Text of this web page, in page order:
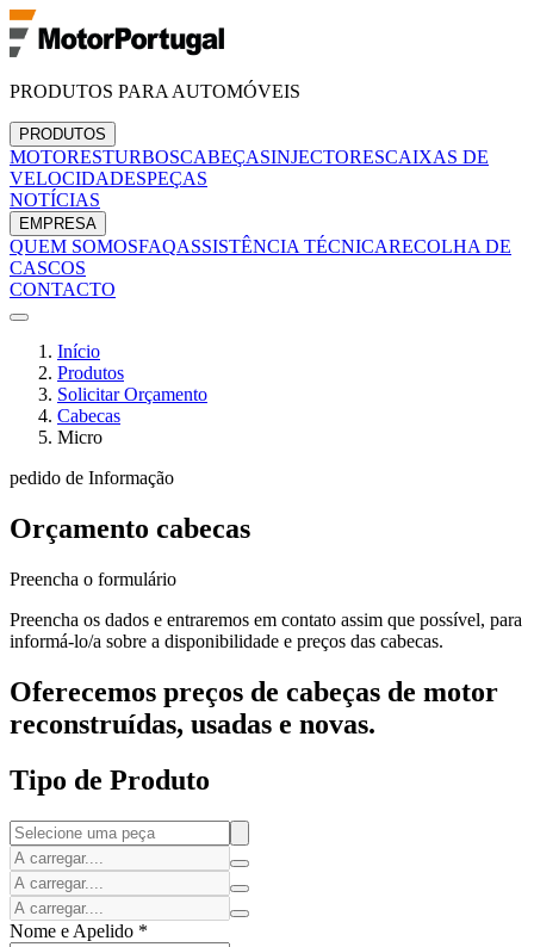
PRODUTOS PARA AUTOMÓVEIS
PRODUTOS
MOTORESTURBOSCABEÇASINJECTORESCAIXAS DE
VELOCIDADESPEÇAS
NOTÍCIAS
EMPRESA
QUEM SOMOSFAQASSISTÊNCIA TÉCNICARECOLHA DE
CASCOS
CONTACTO
Início
Produtos
Solicitar Orçamento
Cabecas
Micro
pedido de Informação
Orçamento cabecas
Preencha o formulário
Preencha os dados e entraremos em contato assim que possível, para
informá-lo/a sobre a disponibilidade e preços das cabecas.
Oferecemos preços de cabeças de motor
reconstruídas, usadas e novas.
Tipo de Produto
Nome e Apelido *